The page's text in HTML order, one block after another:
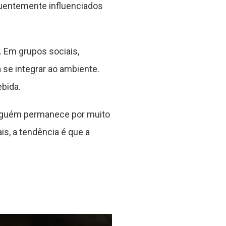
influenciados
grupos sociais,
integrar ao ambiente.
permanece por muito
a tendência é que a